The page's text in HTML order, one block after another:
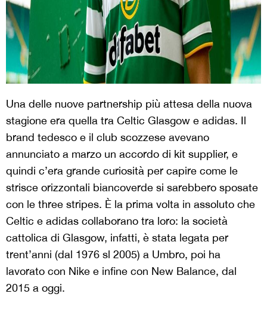
Una delle nuove partnership più attesa della nuova
stagione era quella tra Celtic Glasgow e adidas. Il
brand tedesco e il club scozzese avevano
annunciato a marzo un accordo di kit supplier, e
quindi c’era grande curiosità per capire come le
strisce orizzontali biancoverde si sarebbero sposate
con le three stripes. È la prima volta in assoluto che
Celtic e adidas collaborano tra loro: la società
cattolica di Glasgow, infatti, è stata legata per
trent’anni (dal 1976 sl 2005) a Umbro, poi ha
lavorato con Nike e infine con New Balance, dal
2015 a oggi.